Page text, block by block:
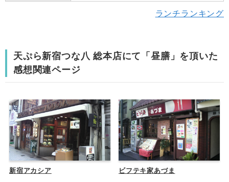
ランチランキング
天ぷら新宿つな八 総本店にて「昼膳」を頂いた
感想関連ページ
新宿アカシア ビフテキ家あづま